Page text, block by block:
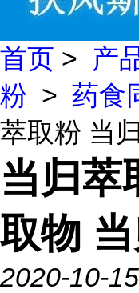
首页 > 产
粉 > 药食
萃取粉 当
当归萃
取物
2020-10-15